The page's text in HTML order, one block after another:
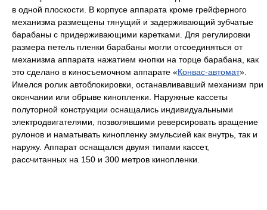
в одной плоскости. В корпусе аппарата кроме грейферного
механизма размещены тянущий и задерживающий зубчатые
барабаны с придерживающими каретками. Для регулировки
размера петель пленки барабаны могли отсоединяться от
механизма аппарата нажатием кнопки на торце барабана, как
это сделано в киносъемочном аппарате «Конвас-автомат».
Имелся ролик автоблокировки, останавливавший механизм при
окончании или обрыве кинопленки. Наружные кассеты
полуторной конструкции оснащались индивидуальными
электродвигателями, позволявшими реверсировать вращение
рулонов и наматывать кинопленку эмульсией как внутрь, так и
наружу. Аппарат оснащался двумя типами кассет,
рассчитанных на 150 и 300 метров кинопленки.